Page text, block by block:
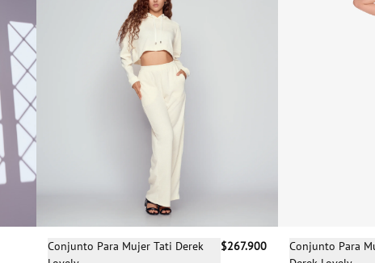
Selecciona una talla
Conjunto Para Mujer Tati Derek
$267.900
Conjunto Para